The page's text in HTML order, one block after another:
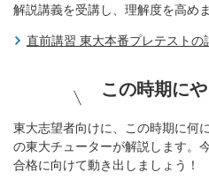
解説講義を受講し、理解度を高めま
直前講習 東大本番プレテストの
この時期に
東大志望者向けに、この時期に何
の東大チューターが解説します。
合格に向けて動き出しましょう！